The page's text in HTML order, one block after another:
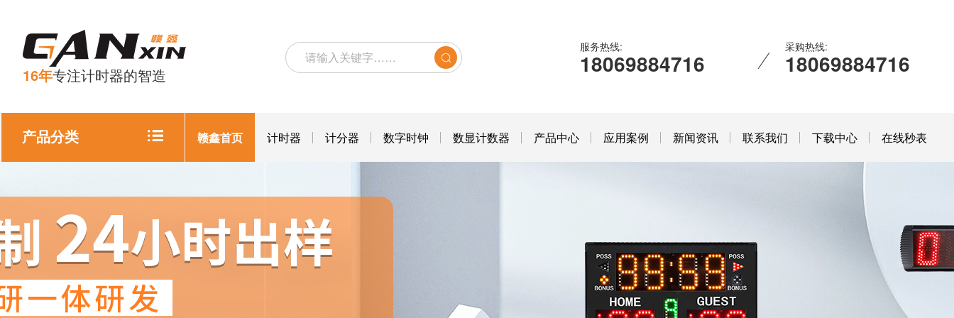
16年专注计时器的智造
服务热线:
18069884716
采购热线:
18069884716
产品分类 赣鑫首页 计时器 计分器 数字时钟 数显计数器 产品中心 应用案例 新闻资讯 联系我们 下载中心 在线秒表